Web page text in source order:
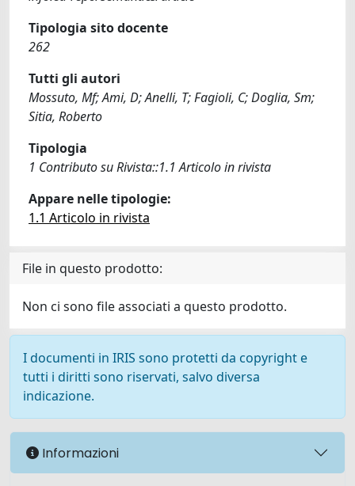
Tipologia sito docente
262
Tutti gli autori
Mossuto, Mf; Ami, D; Anelli, T; Fagioli, C; Doglia, Sm;
Sitia, Roberto
Tipologia
1 Contributo su Rivista::1.1 Articolo in rivista
Appare nelle tipologie:
1.1 Articolo in rivista
File in questo prodotto:
Non ci sono file associati a questo prodotto.
I documenti in IRIS sono protetti da copyright e
tutti i diritti sono riservati, salvo diversa
indicazione.
Informazioni